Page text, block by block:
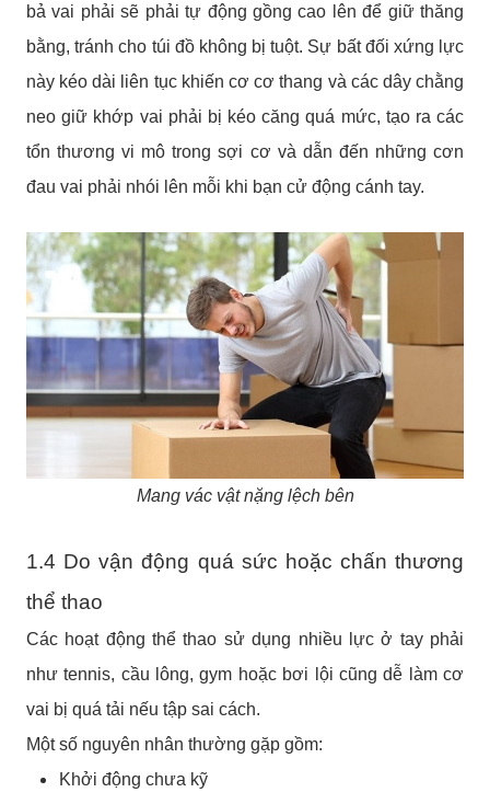
bả vai phải sẽ phải tự động gồng cao lên để giữ thăng
bằng, tránh cho túi đồ không bị tuột. Sự bất đối xứng lực
này kéo dài liên tục khiến cơ cơ thang và các dây chằng
neo giữ khớp vai phải bị kéo căng quá mức, tạo ra các
tổn thương vi mô trong sợi cơ và dẫn đến những cơn
đau vai phải nhói lên mỗi khi bạn cử động cánh tay.
Mang vác vật nặng lệch bên
1.4 Do vận động quá sức hoặc chấn thương
thể thao
Các hoạt động thể thao sử dụng nhiều lực ở tay phải
như tennis, cầu lông, gym hoặc bơi lội cũng dễ làm cơ
vai bị quá tải nếu tập sai cách.
Một số nguyên nhân thường gặp gồm:
Khởi động chưa kỹ